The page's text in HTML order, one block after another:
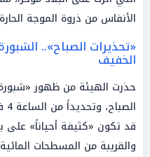
الأنفاس من ذروة الموجة
«تحذيرات الصباح»..
الخفيف
حذرت الهيئة من ظهور
قد تكون «كثيفة أحياناً» على
والقريبة من المسطحات